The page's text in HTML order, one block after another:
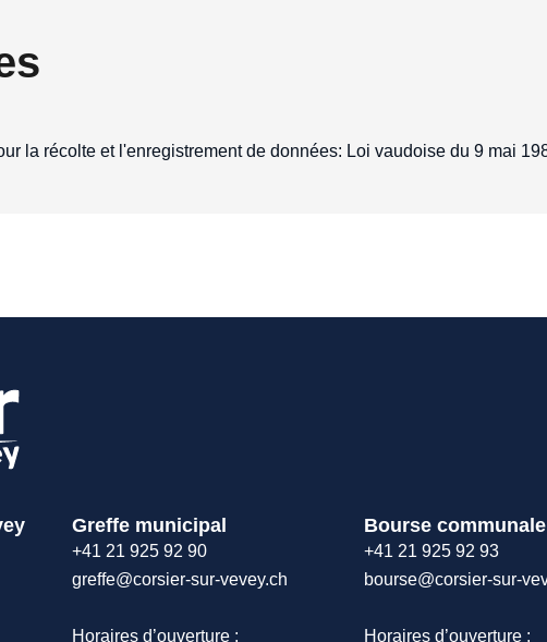
la récolte et l'enregistrement de données: Loi vaudoise du 9 mai
Greffe municipal
+41 21 925 92 90
greffe@corsier-sur-vevey.ch
Horaires d’ouverture :
Bourse communale
+41 21 925 92 93
bourse@corsier-sur-
Horaires d’ouverture :